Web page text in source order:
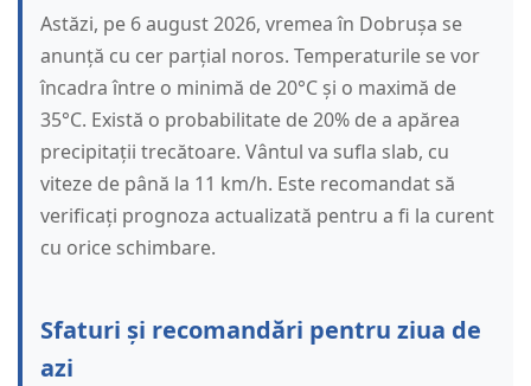
Astăzi, pe 6 august 2026, vremea în Dobrușa se
anunță cu cer parțial noros. Temperaturile se vor
încadra între o minimă de 20°C și o maximă de
35°C. Există o probabilitate de 20% de a apărea
precipitații trecătoare. Vântul va sufla slab, cu
viteze de până la 11 km/h. Este recomandat să
verificați prognoza actualizată pentru a fi la curent
cu orice schimbare.
Sfaturi și recomandări pentru ziua de
azi